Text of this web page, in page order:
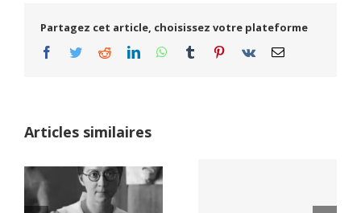
Partagez cet article, choisissez votre plateforme
Facebook
TwitterRedditLinkedInWhatsApp
Tumblr Pinterest
Vk Email
Articles similaires